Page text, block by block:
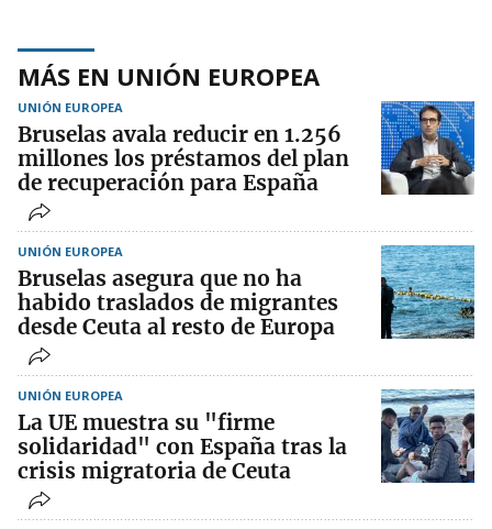
MÁS EN UNIÓN EUROPEA
UNIÓN EUROPEA
Bruselas avala reducir en 1.256
millones los préstamos del plan
de recuperación para España
UNIÓN EUROPEA
Bruselas asegura que no ha
habido traslados de migrantes
desde Ceuta al resto de Europa
UNIÓN EUROPEA
La UE muestra su "firme
solidaridad" con España tras la
crisis migratoria de Ceuta